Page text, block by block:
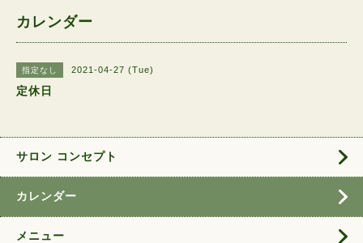
カレンダー
指定なし 2021-04-27 (Tue)
定休日
サロン コンセプト
カレンダー
メニュー